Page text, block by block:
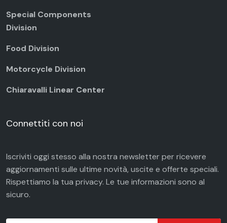
Special Components
Division
Food Division
Motorcycle Division
Chiaravalli Linear Center
Connettiti con noi
Iscriviti oggi stesso alla nostra newsletter per ricevere
aggiornamenti sulle ultime novità, uscite e offerte speciali.
Rispettiamo la tua privacy. Le tue informazioni sono al
sicuro.